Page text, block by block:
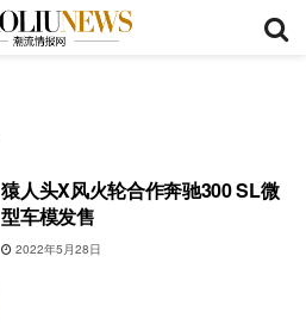
猿人头X风火轮合作奔驰300 SL微
型车模发售
2022年5月28日